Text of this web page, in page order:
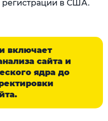
регистрации в США.
включает
сайта и
ядра до